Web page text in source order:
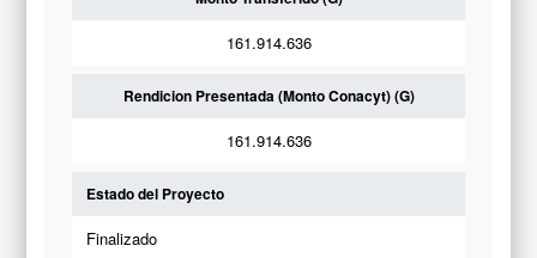
161.914.636
Rendicion Presentada (Monto Conacyt) (G)
161.914.636
Estado del Proyecto
Finalizado